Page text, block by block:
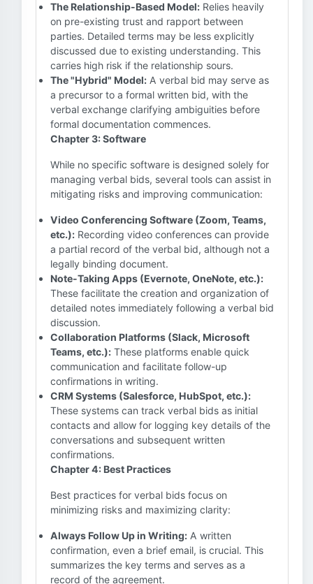
The Relationship-Based Model: Relies heavily
on pre-existing trust and rapport between
parties. Detailed terms may be less explicitly
discussed due to existing understanding. This
carries high risk if the relationship sours.
The "Hybrid" Model: A verbal bid may serve as
a precursor to a formal written bid, with the
verbal exchange clarifying ambiguities before
formal documentation commences.
Chapter 3: Software
While no specific software is designed solely for
managing verbal bids, several tools can assist in
mitigating risks and improving communication:
Video Conferencing Software (Zoom, Teams,
etc.): Recording video conferences can provide
a partial record of the verbal bid, although not a
legally binding document.
Note-Taking Apps (Evernote, OneNote, etc.):
These facilitate the creation and organization of
detailed notes immediately following a verbal bid
discussion.
Collaboration Platforms (Slack, Microsoft
Teams, etc.): These platforms enable quick
communication and facilitate follow-up
confirmations in writing.
CRM Systems (Salesforce, HubSpot, etc.):
These systems can track verbal bids as initial
contacts and allow for logging key details of the
conversations and subsequent written
confirmations.
Chapter 4: Best Practices
Best practices for verbal bids focus on
minimizing risks and maximizing clarity:
Always Follow Up in Writing: A written
confirmation, even a brief email, is crucial. This
summarizes the key terms and serves as a
record of the agreement.